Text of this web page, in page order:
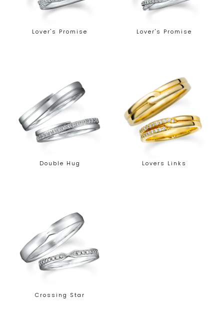
Lover's Promise Lover's Promise
Double Hug Lovers Links
Crossing Star